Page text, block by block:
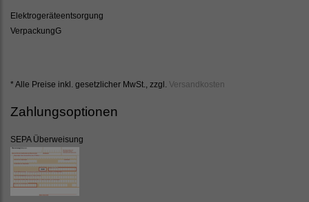
Elektrogeräteentsorgung
VerpackungG
* Alle Preise inkl. gesetzlicher MwSt., zzgl. Versandkosten
Zahlungsoptionen
SEPA Überweisung